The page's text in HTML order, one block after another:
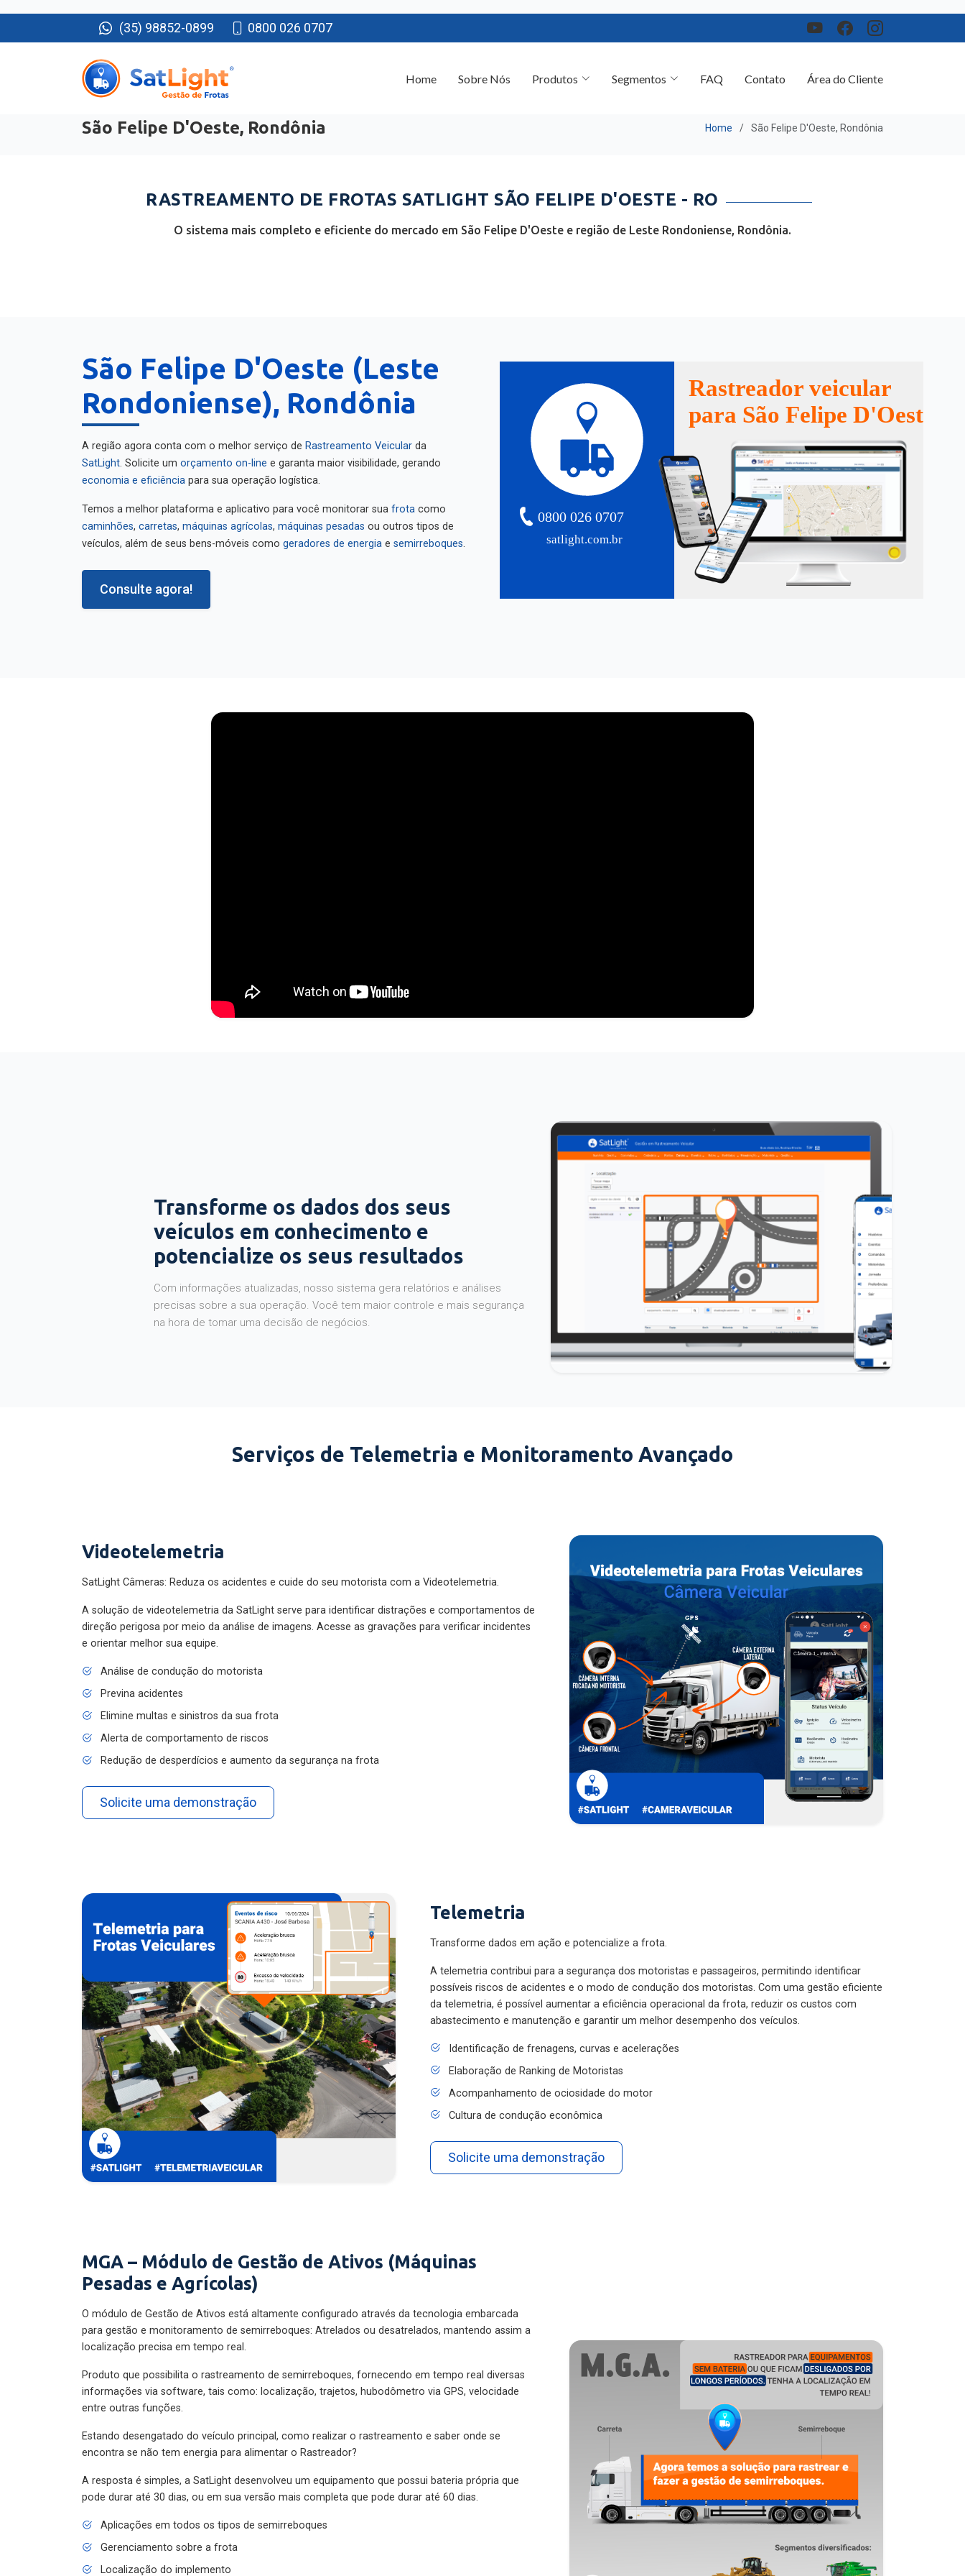
(35) 98852-0899 0800 026 0707
São Felipe D'Oeste, Rondônia Home São Felipe D'Oeste, Rondônia
RASTREAMENTO DE FROTAS SATLIGHT SÃO FELIPE D'OESTE - RO
O sistema mais completo e eficiente do mercado em São Felipe D'Oeste e região de Leste Rondoniense, Rondônia.
São Felipe D'Oeste (Leste
Rondoniense), Rondônia
A região agora conta com o melhor serviço de Rastreamento Veicular da
SatLight. Solicite um orçamento on-line e garanta maior visibilidade, gerando
economia e eficiência para sua operação logística.
Temos a melhor plataforma e aplicativo para você monitorar sua frota como
caminhões, carretas, máquinas agrícolas, máquinas pesadas ou outros tipos de
veículos, além de seus bens-móveis como geradores de energia e semirreboques.
Consulte agora!
satlight.com.br
0800 026 0707
Rastreador veicular
para São Felipe D'Oeste
Transforme os dados dos seus
veículos em conhecimento e
potencialize os seus resultados
Com informações atualizadas, nosso sistema gera relatórios e análises
precisas sobre a sua operação. Você tem maior controle e mais segurança
na hora de tomar uma decisão de negócios.
Serviços de Telemetria e Monitoramento Avançado
Videotelemetria
SatLight Câmeras: Reduza os acidentes e cuide do seu motorista com a Videotelemetria.
A solução de videotelemetria da SatLight serve para identificar distrações e comportamentos de
direção perigosa por meio da análise de imagens. Acesse as gravações para verificar incidentes
e orientar melhor sua equipe.
Análise de condução do motorista
Previna acidentes
Elimine multas e sinistros da sua frota
Alerta de comportamento de riscos
Redução de desperdícios e aumento da segurança na frota
Solicite uma demonstração
Telemetria
Transforme dados em ação e potencialize a frota.
A telemetria contribui para a segurança dos motoristas e passageiros, permitindo identificar
possíveis riscos de acidentes e o modo de condução dos motoristas. Com uma gestão eficiente
da telemetria, é possível aumentar a eficiência operacional da frota, reduzir os custos com
abastecimento e manutenção e garantir um melhor desempenho dos veículos.
Identificação de frenagens, curvas e acelerações
Elaboração de Ranking de Motoristas
Acompanhamento de ociosidade do motor
Cultura de condução econômica
Solicite uma demonstração
MGA – Módulo de Gestão de Ativos (Máquinas
Pesadas e Agrícolas)
O módulo de Gestão de Ativos está altamente configurado através da tecnologia embarcada
para gestão e monitoramento de semirreboques: Atrelados ou desatrelados, mantendo assim a
localização precisa em tempo real.
Produto que possibilita o rastreamento de semirreboques, fornecendo em tempo real diversas
informações via software, tais como: localização, trajetos, hubodômetro via GPS, velocidade
entre outras funções.
Estando desengatado do veículo principal, como realizar o rastreamento e saber onde se
encontra se não tem energia para alimentar o Rastreador?
A resposta é simples, a SatLight desenvolveu um equipamento que possui bateria própria que
pode durar até 30 dias, ou em sua versão mais completa que pode durar até 60 dias.
Aplicações em todos os tipos de semirreboques
Gerenciamento sobre a frota
Localização do implemento